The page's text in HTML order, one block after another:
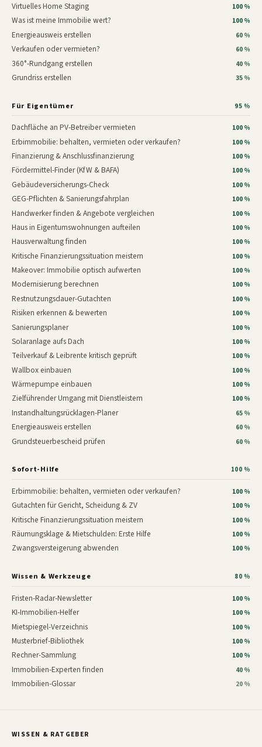
Virtuelles Home Staging 100 %
Was ist meine Immobilie wert? 100 %
Energieausweis erstellen 60 %
Verkaufen oder vermieten? 60 %
360°-Rundgang erstellen 40 %
Grundriss erstellen 35 %
Für Eigentümer 95 %
Dachfläche an PV-Betreiber vermieten 100 %
Erbimmobilie: behalten, vermieten oder verkaufen? 100 %
Finanzierung & Anschlussfinanzierung 100 %
Fördermittel-Finder (KfW & BAFA) 100 %
Gebäudeversicherungs-Check 100 %
GEG-Pflichten & Sanierungsfahrplan 100 %
Handwerker finden & Angebote vergleichen 100 %
Haus in Eigentumswohnungen aufteilen 100 %
Hausverwaltung finden 100 %
Kritische Finanzierungssituation meistern 100 %
Makeover: Immobilie optisch aufwerten 100 %
Modernisierung berechnen 100 %
Restnutzungsdauer-Gutachten 100 %
Risiken erkennen & bewerten 100 %
Sanierungsplaner 100 %
Solaranlage aufs Dach 100 %
Teilverkauf & Leibrente kritisch geprüft 100 %
Wallbox einbauen 100 %
Wärmepumpe einbauen 100 %
Zielführender Umgang mit Dienstleistern 100 %
Instandhaltungsrücklagen-Planer 65 %
Energieausweis erstellen 60 %
Grundsteuerbescheid prüfen 60 %
Sofort-Hilfe 100 %
Erbimmobilie: behalten, vermieten oder verkaufen? 100 %
Gutachten für Gericht, Scheidung & ZV 100 %
Kritische Finanzierungssituation meistern 100 %
Räumungsklage & Mietschulden: Erste Hilfe 100 %
Zwangsversteigerung abwenden 100 %
Wissen & Werkzeuge 80 %
Fristen-Radar-Newsletter 100 %
KI-Immobilien-Helfer 100 %
Mietspiegel-Verzeichnis 100 %
Musterbrief-Bibliothek 100 %
Rechner-Sammlung 100 %
Immobilien-Experten finden 40 %
Immobilien-Glossar 20 %
WISSEN & RATGEBER